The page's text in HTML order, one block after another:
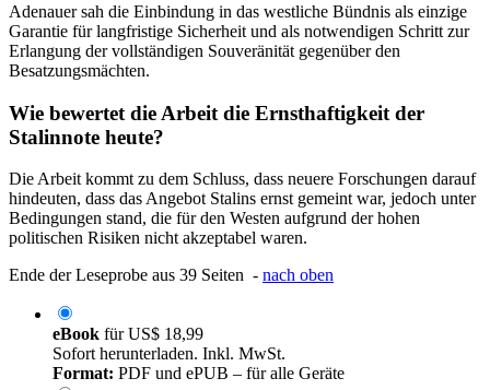
Adenauer sah die Einbindung in das westliche Bündnis als einzige
Garantie für langfristige Sicherheit und als notwendigen Schritt zur
Erlangung der vollständigen Souveränität gegenüber den
Besatzungsmächten.
Wie bewertet die Arbeit die Ernsthaftigkeit der
Stalinnote heute?
Die Arbeit kommt zu dem Schluss, dass neuere Forschungen darauf
hindeuten, dass das Angebot Stalins ernst gemeint war, jedoch unter
Bedingungen stand, die für den Westen aufgrund der hohen
politischen Risiken nicht akzeptabel waren.
Ende der Leseprobe aus 39 Seiten - nach oben
eBook fürUS$ 18,99
Sofort herunterladen. Inkl. MwSt.
Format: PDF und ePUB – für alle Geräte